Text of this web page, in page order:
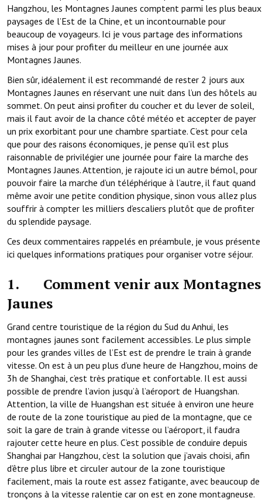
Hangzhou, les Montagnes Jaunes comptent parmi les plus beaux
paysages de l’Est de la Chine, et un incontournable pour
beaucoup de voyageurs. Ici je vous partage des informations
mises à jour pour profiter du meilleur en une journée aux
Montagnes Jaunes.
Bien sûr, idéalement il est recommandé de rester 2 jours aux
Montagnes Jaunes en réservant une nuit dans l’un des hôtels au
sommet. On peut ainsi profiter du coucher et du lever de soleil,
mais il faut avoir de la chance côté météo et accepter de payer
un prix exorbitant pour une chambre spartiate. C’est pour cela
que pour des raisons économiques, je pense qu’il est plus
raisonnable de privilégier une journée pour faire la marche des
Montagnes Jaunes. Attention, je rajoute ici un autre bémol, pour
pouvoir faire la marche d’un téléphérique à l’autre, il faut quand
même avoir une petite condition physique, sinon vous allez plus
souffrir à compter les milliers d’escaliers plutôt que de profiter
du splendide paysage.
Ces deux commentaires rappelés en préambule, je vous présente
ici quelques informations pratiques pour organiser votre séjour.
1. Comment venir aux Montagnes
Jaunes
Grand centre touristique de la région du Sud du Anhui, les
montagnes jaunes sont facilement accessibles. Le plus simple
pour les grandes villes de l’Est est de prendre le train à grande
vitesse. On est à un peu plus d’une heure de Hangzhou, moins de
3h de Shanghai, c’est très pratique et confortable. Il est aussi
possible de prendre l’avion jusqu’à l’aéroport de Huangshan.
Attention, la ville de Huangshan est située à environ une heure
de route de la zone touristique au pied de la montagne, que ce
soit la gare de train à grande vitesse ou l’aéroport, il faudra
rajouter cette heure en plus. C’est possible de conduire depuis
Shanghai par Hangzhou, c’est la solution que j’avais choisi, afin
d’être plus libre et circuler autour de la zone touristique
facilement, mais la route est assez fatigante, avec beaucoup de
tronçons à la vitesse ralentie car on est en zone montagneuse.